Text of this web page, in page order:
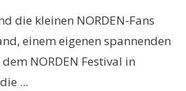
die kleinen NORDEN-Fans
einem eigenen spannenden
NORDEN Festival in
...